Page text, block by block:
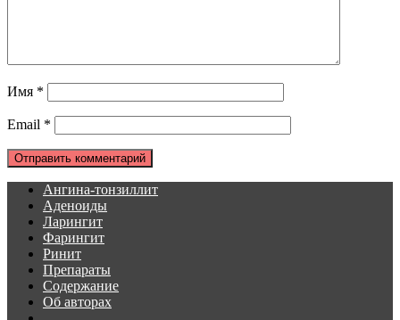
Имя *
Email *
Ангина-тонзиллит
Аденоиды
Ларингит
Фарингит
Ринит
Препараты
Содержание
Об авторах